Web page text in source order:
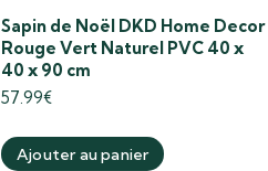
Sapin de Noël DKD Home Decor
Rouge Vert Naturel PVC 40 x
40 x 90 cm
57.99€
Ajouter au panier